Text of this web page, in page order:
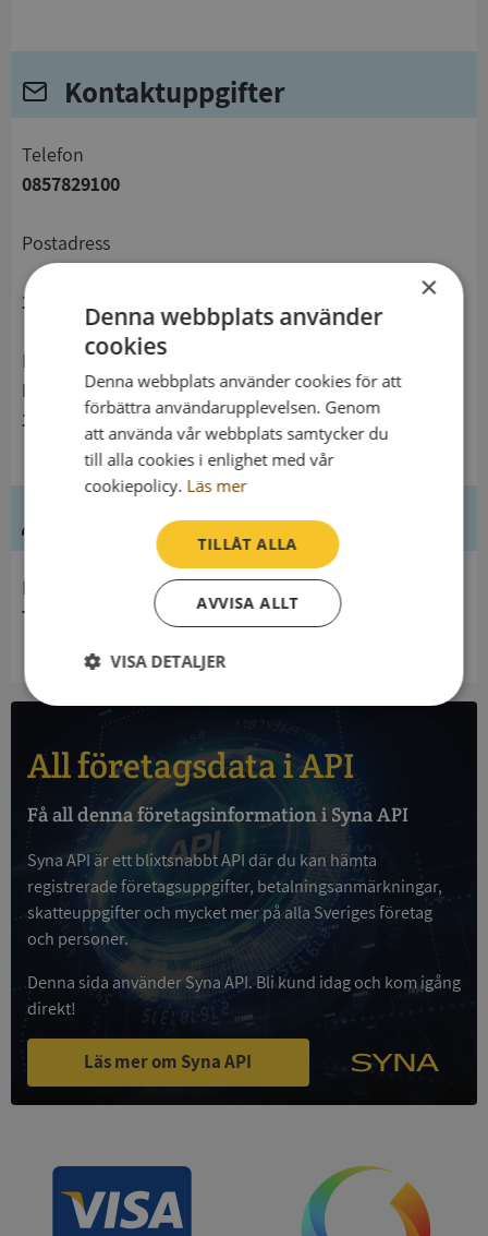
Kontaktuppgifter
telefon
0857829100
Postadress
135 81 Tyresö
Besöksadress
Marknadsgränd 2
135 40 Tyresö
Ledning
Tyresö Kommun
All företagsdata i API
Få all denna företagsinformation i Syna API
Syna API är ett blixtsnabbt API där du kan hämta
registrerade företagsuppgifter, betalningsanmärkningar,
skatteuppgifter och mycket mer på alla Sveriges företag
och personer.
Denna sida använder Syna API. Bli kund idag och kom igång
direkt!
Läs mer om Syna API
×
Denna webbplats använder
cookies
Denna webbplats använder cookies för att
förbättra användarupplevelsen. Genom
att använda vår webbplats samtycker du
till alla cookies i enlighet med vår
cookiepolicy. Läs mer
TILLÅT ALLA
AVVISA ALLT
VISA DETALJER
Strikt
Prestanda Inriktning
Funktioner Oklassificerade
Strikt nödvändigt Prestanda
Funktioner
Strikt nödvändiga kakor tillåter
kärnwebbplatsfunktioner som användarinloggning
och kontohantering. Webbplatsen kan inte
användas ordentligt utan strikt nödvändiga cookies.
__RequestVerificationToken
Microsoft
Corporation
de.syna.se